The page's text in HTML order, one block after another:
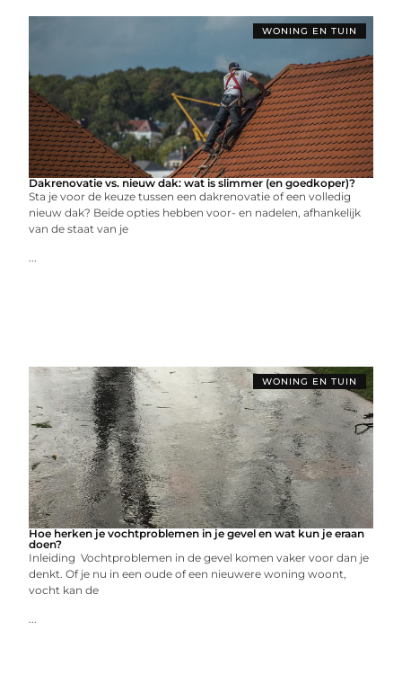
WONING EN TUIN
Dakrenovatie vs. nieuw dak: wat is slimmer (en goedkoper)?
Sta je voor de keuze tussen een dakrenovatie of een volledig
nieuw dak? Beide opties hebben voor- en nadelen, afhankelijk
van de staat van je
...
WONING EN TUIN
Hoe herken je vochtproblemen in je gevel en wat kun je eraan
doen?
Inleiding Vochtproblemen in de gevel komen vaker voor dan je
denkt. Of je nu in een oude of een nieuwere woning woont,
vocht kan de
...